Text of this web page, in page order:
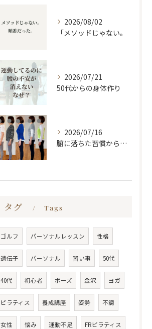
2026/08/02
「メソッドじゃない。
2026/07/21
50代からの身体作り
2026/07/16
腑に落ちた習慣から変わる
タグ Tags
ゴルフ パーソナルレッスン 性格
遺伝子 パーソナル 習い事 50代
40代 初心者 ポーズ 金沢 ヨガ
ピラティス 養成講座 姿勢 不調
女性 悩み 運動不足 FRピラティス